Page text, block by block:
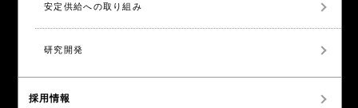
安定供給への取り組み
研究開発
採用情報